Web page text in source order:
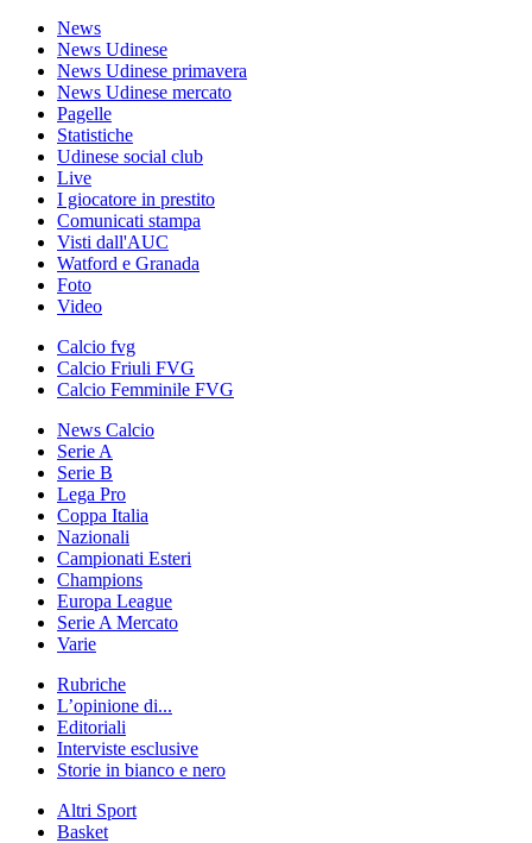
News
News Udinese
News Udinese primavera
News Udinese mercato
Pagelle
Statistiche
Udinese social club
Live
I giocatore in prestito
Comunicati stampa
Visti dall'AUC
Watford e Granada
Foto
Video
Calcio fvg
Calcio Friuli FVG
Calcio Femminile FVG
News Calcio
Serie A
Serie B
Lega Pro
Coppa Italia
Nazionali
Campionati Esteri
Champions
Europa League
Serie A Mercato
Varie
Rubriche
L’opinione di...
Editoriali
Interviste esclusive
Storie in bianco e nero
Altri Sport
Basket